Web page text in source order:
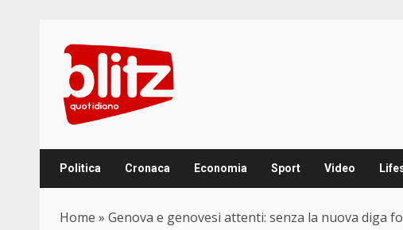
content
Politica Cronaca Economia Sport Video
Home » Genova e genovesi attenti: senza la nuova diga